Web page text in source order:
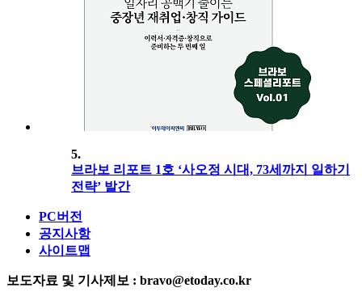
5.
브라보 리포트 1호 ‘사오정 시대, 73세까지 일하기
전략’ 발간
PC버전
공지사항
사이트맵
보도자료 및 기사제보 : bravo@etoday.co.kr